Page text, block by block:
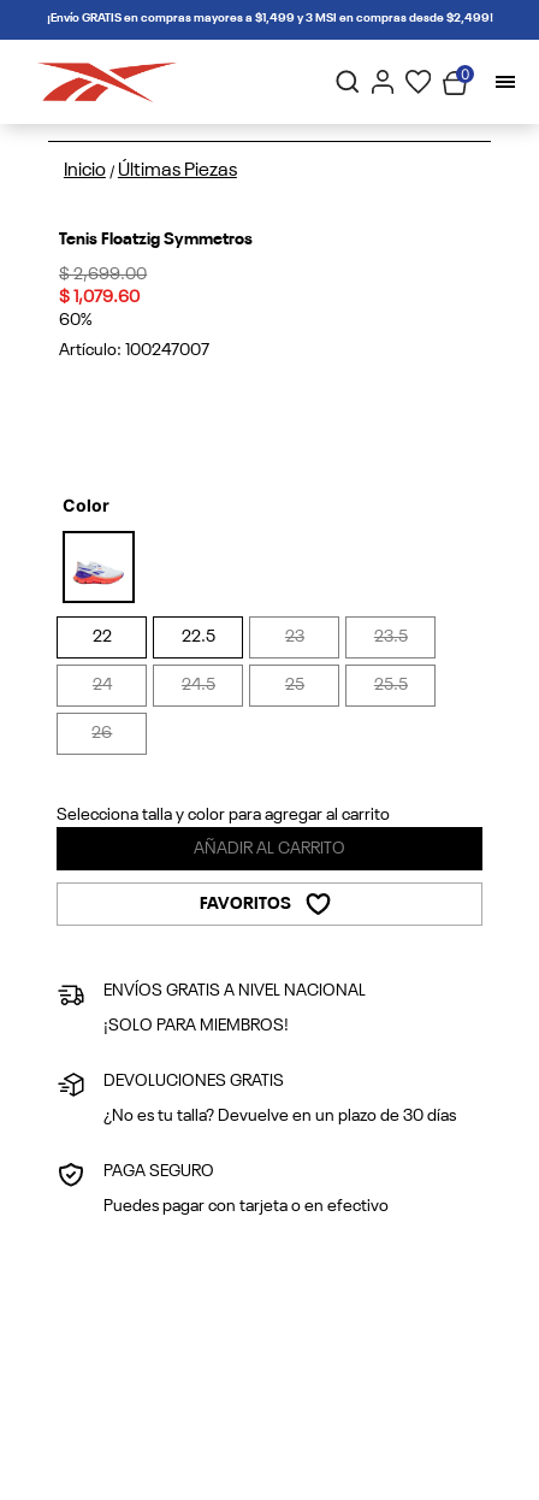
connectif¡Envío GRATIS en compras mayores a $1,499 y 3 MSI en compras desde $2,499!
0
Inicio / Últimas Piezas
Tenis Floatzig Symmetros
Price reduced from
$ 2,699.00to
$ 1,079.60
60%
Artículo: 100247007
Color
selected
22 22.5 23 23.5
24 24.5 25 25.5
26
Selecciona talla y color para agregar al carrito
AÑADIR AL CARRITO
FAVORITOS
ENVÍOS GRATIS A NIVEL NACIONAL
¡SOLO PARA MIEMBROS!
DEVOLUCIONES GRATIS
¿No es tu talla? Devuelve en un plazo de 30 días
PAGA SEGURO
Puedes pagar con tarjeta o en efectivo